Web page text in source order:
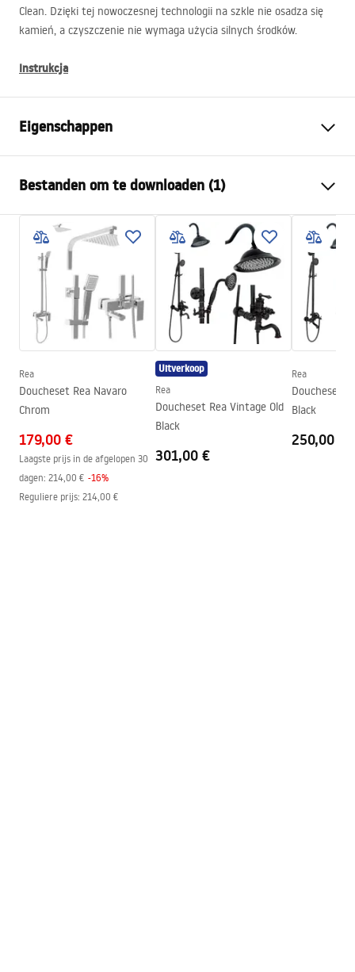
Clean. Dzięki tej nowoczesnej technologii na szkle nie osadza się
kamień, a czyszczenie nie wymaga użycia silnych środków.
Instrukcja
Eigenschappen
Kleur
zwart
Type cabine
Hoek
De kleur van het glas
Transparant 6mm
De manier van openen
Aan beide zijden opvouwbaar
Installatie
Op het peuterbad of op de
vloer
Hoogte (mm)
Universeel
Garantie
Easy Clean-coating
Ja, aan beide zijden van het
Bestanden om te downloaden (1)
shower manual
Rea
Doucheset Rea Navaro
Chrom
179,00 €
Laagste prijs in de afgelopen 30
dagen: 214,00 € -16%
Reguliere prijs: 214,00 €
Uitverkoop
Rea
Doucheset Rea Vintage Old
Black
301,00 €
Rea
Doucheset
Black
250,00 €